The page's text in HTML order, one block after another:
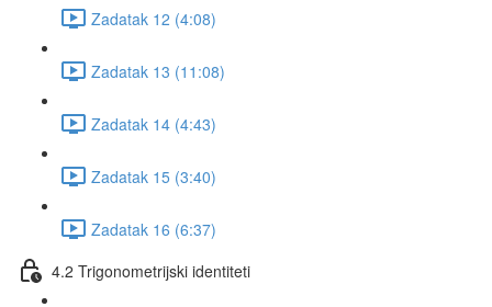
Zadatak 12 (4:08)
Zadatak 13 (11:08)
Zadatak 14 (4:43)
Zadatak 15 (3:40)
Zadatak 16 (6:37)
4.2 Trigonometrijski identiteti